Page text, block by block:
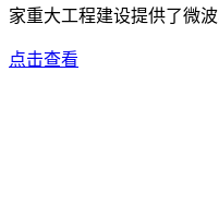
家重大工程建设提供了微
点击查看